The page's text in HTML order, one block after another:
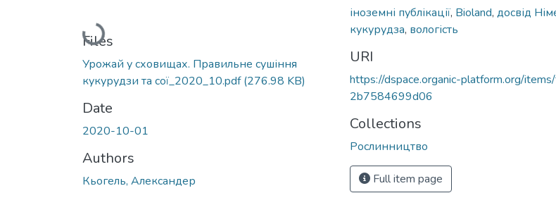
Loading...
Files
Урожай у сховищах. Правильне сушіння
кукурудзи та сої_2020_10.pdf(276.98 KB)
Date
2020-10-01
Authors
Кьогель, Александер
іноземні публікації, Bioland, досвід
кукурудза, вологість
URI
https://dspace.organic-platform.org/
2b7584699d06
Collections
Рослинництво
Full item page